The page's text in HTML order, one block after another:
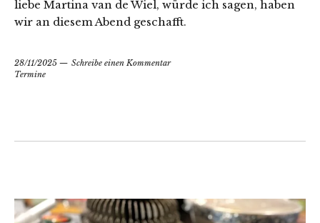
liebe Martina van de Wiel, würde ich sagen, haben
wir an diesem Abend geschafft.
28/11/2025
Schreibe einen Kommentar
Termine